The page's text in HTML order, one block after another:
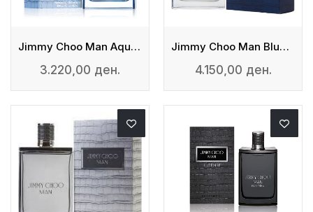
Jimmy Choo Man Aqua - Eau De Toilette
3.220,00 ден.
Jimmy Choo Man Blue Edt
4.150,00 ден.